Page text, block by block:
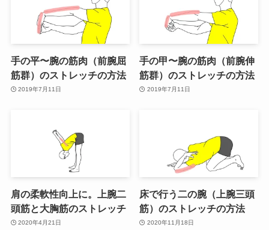
手の平〜腕の筋肉（前腕屈
筋群）のストレッチの方法
2019年7月11日
手の甲〜腕の筋肉（前腕伸
筋群）のストレッチの方法
2019年7月11日
肩の柔軟性向上に。上腕二
頭筋と大胸筋のストレッチ
2020年4月21日
床で行う二の腕（上腕三頭
筋）のストレッチの方法
2020年11月18日